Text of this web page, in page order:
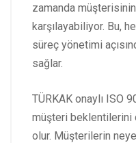
zamanda
karşılayabiliyor. Bu,
süreç yönetimi
sağlar.
TÜRKAK onaylı ISO
müşteri beklentilerini
olur. Müşterilerin